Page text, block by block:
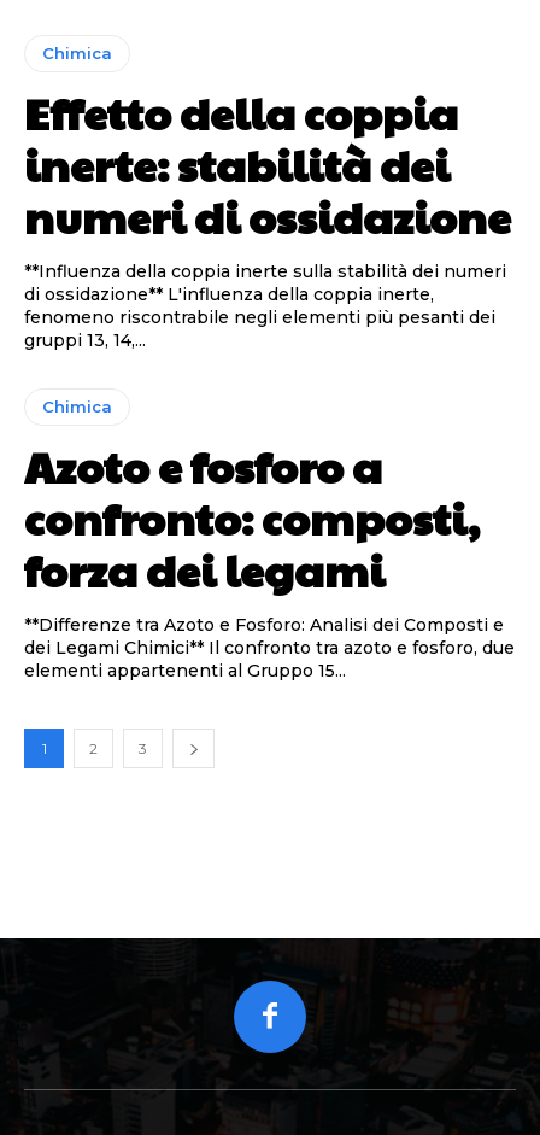
Chimica
Effetto della coppia
inerte: stabilità dei
numeri di ossidazione
**Influenza della coppia inerte sulla stabilità dei numeri
di ossidazione** L'influenza della coppia inerte,
fenomeno riscontrabile negli elementi più pesanti dei
gruppi 13, 14,...
Chimica
Azoto e fosforo a
confronto: composti,
forza dei legami
**Differenze tra Azoto e Fosforo: Analisi dei Composti e
dei Legami Chimici** Il confronto tra azoto e fosforo, due
elementi appartenenti al Gruppo 15...
1 2 3